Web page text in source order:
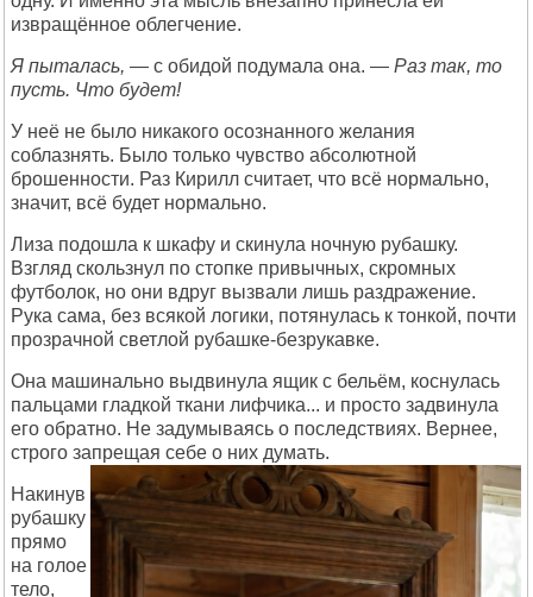
извращённое облегчение.
Я пыталась, — с обидой подумала она. — Раз так, то
пусть. Что будет!
У неё не было никакого осознанного желания
соблазнять. Было только чувство абсолютной
брошенности. Раз Кирилл считает, что всё нормально,
значит, всё будет нормально.
Лиза подошла к шкафу и скинула ночную рубашку.
Взгляд скользнул по стопке привычных, скромных
футболок, но они вдруг вызвали лишь раздражение.
Рука сама, без всякой логики, потянулась к тонкой, почти
прозрачной светлой рубашке-безрукавке.
Она машинально выдвинула ящик с бельём, коснулась
пальцами гладкой ткани лифчика... и просто задвинула
его обратно. Не задумываясь о последствиях. Вернее,
строго запрещая себе о них думать.
Накинув
рубашку
прямо
на голое
тело,